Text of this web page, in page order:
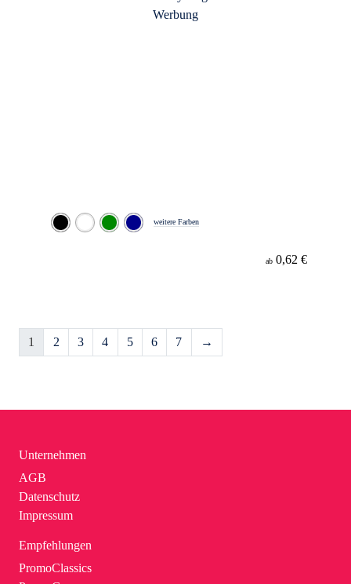
weitere Farben
ab 0,62 €
1 2 3 4 5 6 7 →
Unternehmen
AGB
Datenschutz
Impressum
Empfehlungen
PromoClassics